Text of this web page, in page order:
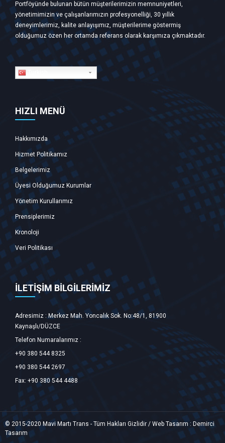
Portföyünde bulunan bütün müşterilerimizin memnuniyetleri,
yönetimimizin ve çalışanlarımızın profesyonelliği, 30 yıllık
deneyimlerimiz, kalite anlayışımız, müşterilerime göstermiş
olduğumuz özen her ortamda referans olarak karşımıza çıkmaktadır.
HIZLI MENÜ
Hakkımızda
Hizmet Politikamız
Belgelerimiz
Üyesi Olduğumuz Kurumlar
Yönetim Kurullarımız
Prensiplerimiz
Kronoloji
Veri Politikası
İLETİŞİM BİLGİLERİMİZ
Adresimiz : Merkez Mah. Yoncalık Sok. No:48/1, 81900
Kaynaşlı/DÜZCE ‎
Telefon Numaralarımız :
+90 380 544 8325
+90 380 544 2697
Fax: +90 380 544 4488
© 2015-2020 Mavi Martı Trans - Tüm Hakları Gizlidir / Web Tasarım : Demirci
Tasarım